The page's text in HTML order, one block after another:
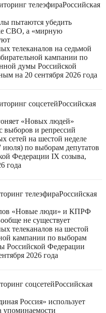
телеэфираРоссийская
пытаются убедить
СВО, а «мирную
телеканалов на седьмой
кампании по
думы Российской
на 20 сентября 2026 года
соцсетейРоссийская
«Новых людей»
выборов и репрессий
сетей на шестой неделе
июля) по выборам депутатов
Федерации IX созыва,
года
телеэфираРоссийская
«Новые люди» и КПРФ
не существует
телеканалов на шестой
кампании по выборам
Российской Федерации
2026 года
соцсетейРоссийская
Россия» использует
упоминаемости